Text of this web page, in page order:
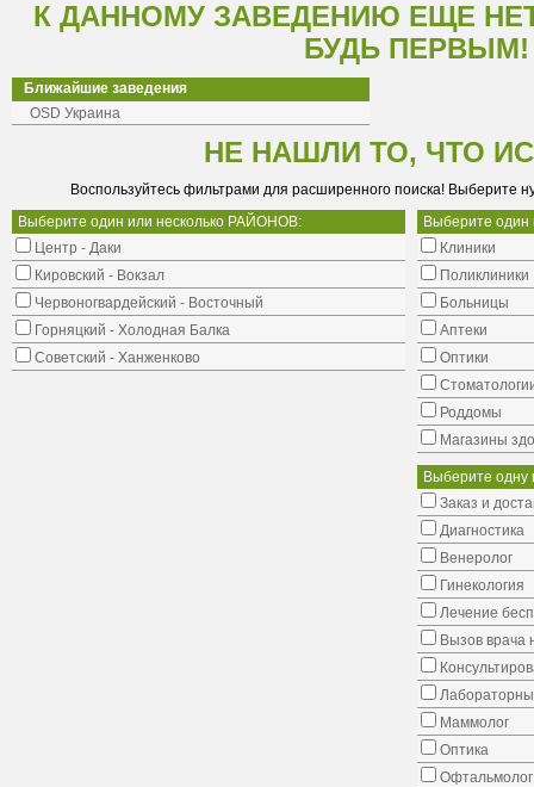
К ДАННОМУ ЗАВЕДЕНИЮ ЕЩЕ
БУДЬ ПЕРВЫМ!
Ближайшие заведения
OSD Украина
НЕ НАШЛИ ТО, ЧТО
Воспользуйтесь фильтрами для расширенного поиска! Выберите
Выберите один или несколько РАЙОНОВ:
Центр - Даки
Кировский - Вокзал
Червоногвардейский - Восточный
Горняцкий - Холодная Балка
Советский - Ханженково
Выберите
Клиники
Поликлиники
Больницы
Аптеки
Оптики
Роддомы
Магазины
Выберите одну
Заказ и
Диагностика
Венеролог
Гинекология
Лечение
Вызов врача
Маммолог
Оптика
Офтальмолог